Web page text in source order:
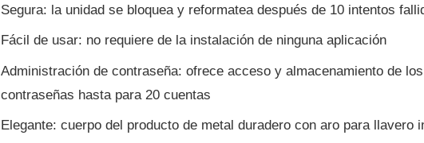
Segura: la unidad se bloquea y reformatea después de 10 intentos
Fácil de usar: no requiere de la instalación de ninguna aplicación
Administración de contraseña: ofrece acceso y almacenamiento de
contraseñas hasta para 20 cuentas
Elegante: cuerpo del producto de metal duradero con aro para llavero